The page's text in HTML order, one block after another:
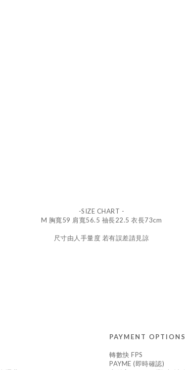
-SIZE CHART -
M 胸寬59 肩寬56.5 䄂長22.5 衣長73cm
尺寸由人手量度 若有誤差請見諒
PAYMENT OPTIONS
轉數快 FPS
PAYME (即時確認)